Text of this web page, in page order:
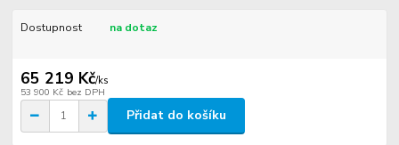
Dostupnost na dotaz
65 219 Kč/ks
53 900 Kč bez DPH
Přidat do košíku